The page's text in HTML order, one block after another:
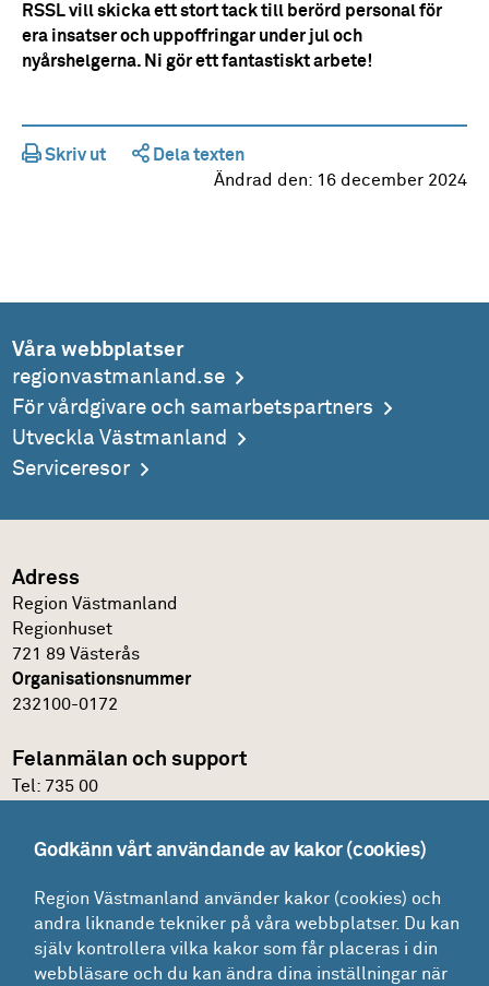
RSSL vill skicka ett stort tack till berörd personal för
era insatser och uppoffringar under jul och
nyårshelgerna. Ni gör ett fantastiskt arbete!
Skriv ut
Dela texten
Ändrad den: 16 december 2024
Våra webbplatser
regionvastmanland.se
För vårdgivare och samarbetspartners
Utveckla Västmanland
Serviceresor
Adress
Region Västmanland
Regionhuset
721 89 Västerås
Organisationsnummer
232100-0172
Felanmälan och support
Tel: 735 00
Glömt lösenordet?
Mina ärenden
Lokaler
Godkänn vårt användande av kakor (cookies)
Region Västmanland använder kakor (cookies) och
andra liknande tekniker på våra webbplatser. Du kan
själv kontrollera vilka kakor som får placeras i din
webbläsare och du kan ändra dina inställningar när